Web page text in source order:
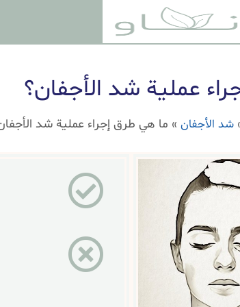
عملية شد الأجفان؟
شد الأجفان » ما هي طرق إجراء عملية شد